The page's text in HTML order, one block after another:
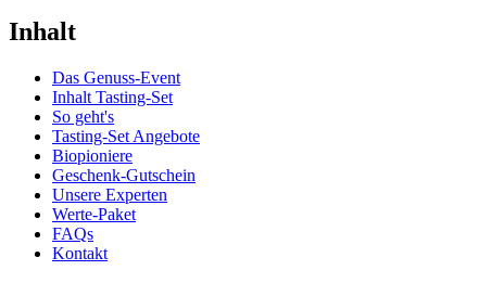
Inhalt
Das Genuss-Event
Inhalt Tasting-Set
So geht's
Tasting-Set Angebote
Biopioniere
Geschenk-Gutschein
Unsere Experten
Werte-Paket
FAQs
Kontakt